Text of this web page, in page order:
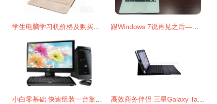
学生电脑学习机价格及购买推荐指南 如何挑选高性价比产品？ 跟Windows 7说再见之后——笔记本屏幕如何“大放异彩” 精准电脑投屏与远程协作的艺术
小白零基础 快速组装一台靠谱台式电脑全攻略 高效商务伴侣 三星Galaxy Tab 2蓝牙键盘皮套深度解析